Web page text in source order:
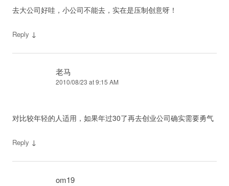
去大公司好哇，小公司不能去，实在是压制创意呀！
Reply ↓
老马
2010/08/23 at 9:15 AM
对比较年轻的人适用，如果年过30了再去创业公司确实需要勇气
Reply ↓
om19